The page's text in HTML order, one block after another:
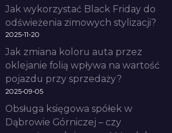
Jak wykorzystać Black Friday do
odświeżenia zimowych stylizacji?
2025-11-20
Jak zmiana koloru auta przez
oklejanie folią wpływa na wartość
pojazdu przy sprzedaży?
2025-09-05
Obsługa księgowa spółek w
Dąbrowie Górniczej – czy